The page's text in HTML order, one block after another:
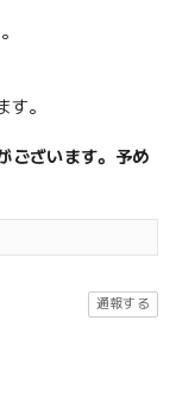
す。
ございます。予め
通報する